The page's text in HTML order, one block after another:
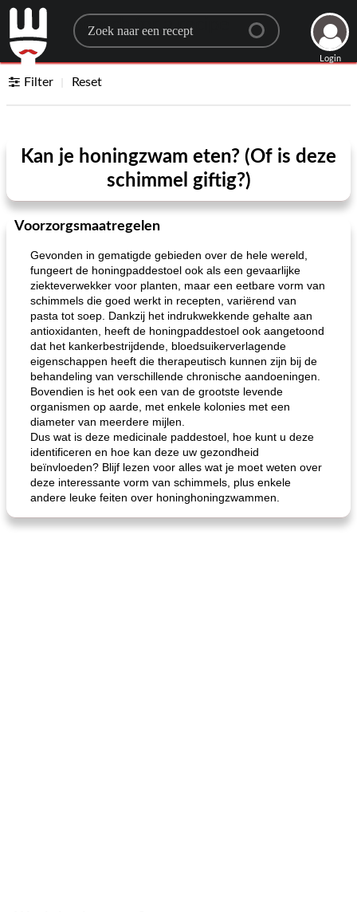
Search for a recipe
Login
Filter Reset
Kan je honingzwam eten? (Of is deze
schimmel giftig?)
Voorzorgsmaatregelen
Gevonden in gematigde gebieden over de hele wereld,
fungeert de honingpaddestoel ook als een gevaarlijke
ziekteverwekker voor planten, maar een eetbare vorm van
schimmels die goed werkt in recepten, variërend van
pasta tot soep. Dankzij het indrukwekkende gehalte aan
antioxidanten, heeft de honingpaddestoel ook aangetoond
dat het kankerbestrijdende, bloedsuikerverlagende
eigenschappen heeft die therapeutisch kunnen zijn bij de
behandeling van verschillende chronische aandoeningen.
Bovendien is het ook een van de grootste levende
organismen op aarde, met enkele kolonies met een
diameter van meerdere mijlen.
Dus wat is deze medicinale paddestoel, hoe kunt u deze
identificeren en hoe kan deze uw gezondheid
beïnvloeden? Blijf lezen voor alles wat je moet weten over
deze interessante vorm van schimmels, plus enkele
andere leuke feiten over honinghoningzwammen.